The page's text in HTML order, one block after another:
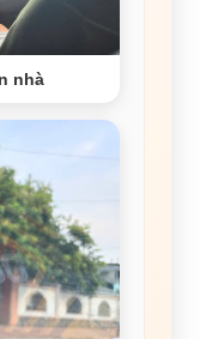
nhà